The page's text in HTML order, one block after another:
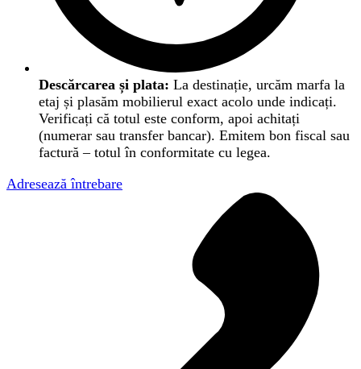
Descărcarea și plata: La destinație, urcăm marfa la
etaj și plasăm mobilierul exact acolo unde indicați.
Verificați că totul este conform, apoi achitați
(numerar sau transfer bancar). Emitem bon fiscal sau
factură – totul în conformitate cu legea.
Adresează întrebare